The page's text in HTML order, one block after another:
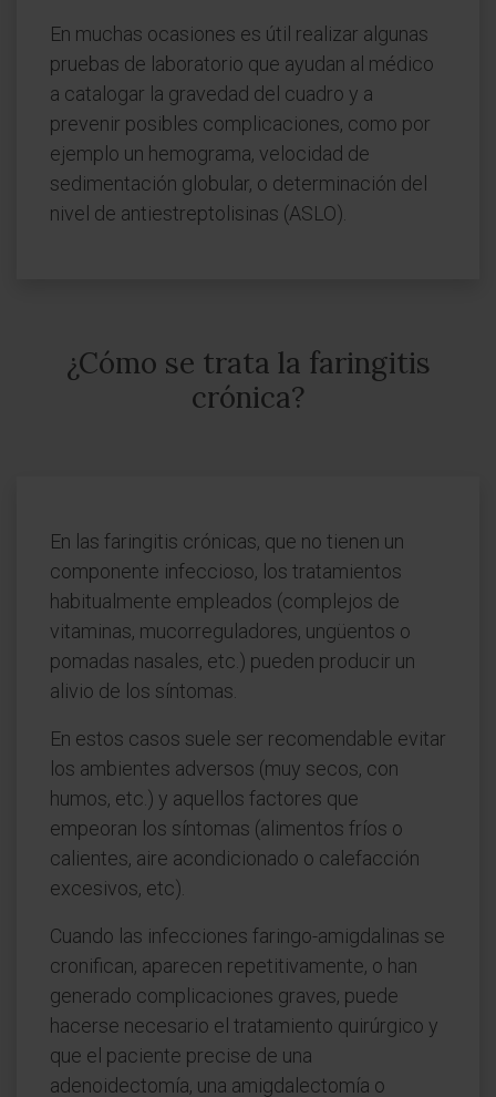
En muchas ocasiones es útil realizar algunas
pruebas de laboratorio que ayudan al médico
a catalogar la gravedad del cuadro y a
prevenir posibles complicaciones, como por
ejemplo un hemograma, velocidad de
sedimentación globular, o determinación del
nivel de antiestreptolisinas (ASLO).
¿Cómo se trata la faringitis
crónica?
En las faringitis crónicas, que no tienen un
componente infeccioso, los tratamientos
habitualmente empleados (complejos de
vitaminas, mucorreguladores, ungüentos o
pomadas nasales, etc.) pueden producir un
alivio de los síntomas.
En estos casos suele ser recomendable evitar
los ambientes adversos (muy secos, con
humos, etc.) y aquellos factores que
empeoran los síntomas (alimentos fríos o
calientes, aire acondicionado o calefacción
excesivos, etc).
Cuando las infecciones faringo-amigdalinas se
cronifican, aparecen repetitivamente, o han
generado complicaciones graves, puede
hacerse necesario el tratamiento quirúrgico y
que el paciente precise de una
adenoidectomía, una amigdalectomía o